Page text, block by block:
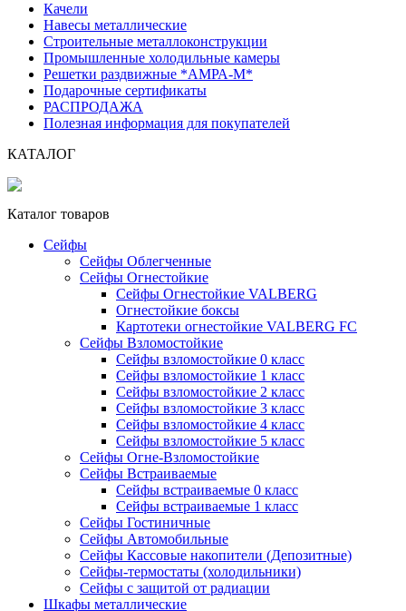
Качели
Навесы металлические
Строительные металлоконструкции
Промышленные холодильные камеры
Решетки раздвижные *АМРА-М*
Подарочные сертификаты
РАСПРОДАЖА
Полезная информация для покупателей
КАТАЛОГ
Каталог товаров
Сейфы
Сейфы Облегченные
Сейфы Огнестойкие
Сейфы Огнестойкие VALBERG
Огнестойкие боксы
Картотеки огнестойкие VALBERG FC
Сейфы Взломостойкие
Сейфы взломостойкие 0 класс
Сейфы взломостойкие 1 класс
Сейфы взломостойкие 2 класс
Сейфы взломостойкие 3 класс
Сейфы взломостойкие 4 класс
Сейфы взломостойкие 5 класс
Сейфы Огне-Взломостойкие
Сейфы Встраиваемые
Сейфы встраиваемые 0 класс
Сейфы встраиваемые 1 класс
Сейфы Гостиничные
Сейфы Автомобильные
Сейфы Кассовые накопители (Депозитные)
Сейфы-термостаты (холодильники)
Сейфы с защитой от радиации
Шкафы металлические